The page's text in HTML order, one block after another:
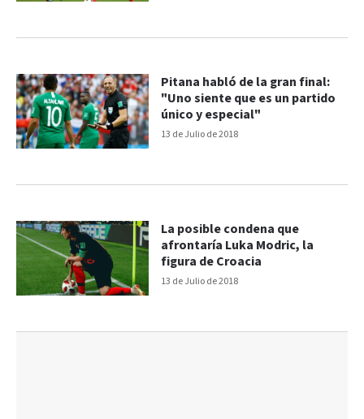
13 de Julio de 2018
Pitana habló de la gran final:
"Uno siente que es un partido
único y especial"
13 de Julio de 2018
La posible condena que
afrontaría Luka Modric, la
figura de Croacia